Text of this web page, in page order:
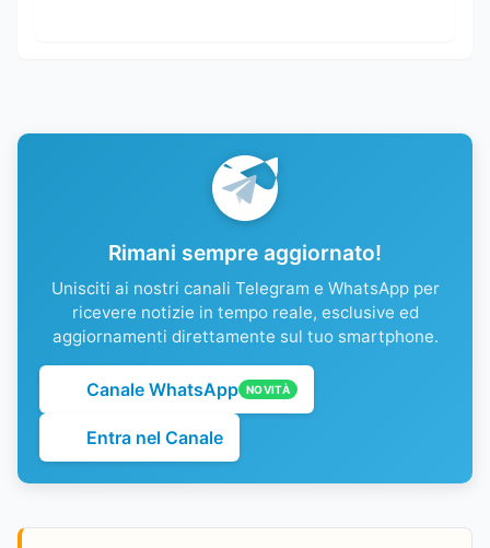
Rimani sempre aggiornato!
Unisciti ai nostri canali Telegram e WhatsApp per
ricevere notizie in tempo reale, esclusive ed
aggiornamenti direttamente sul tuo smartphone.
Canale WhatsApp NOVITÀ
Entra nel Canale